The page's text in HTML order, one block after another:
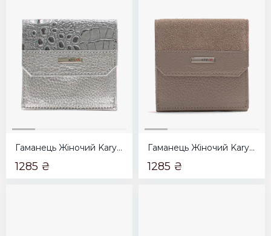
Гаманець Жіночий Karya срібний
1285 ₴
Гаманець Жіночий Karya сіро-коричневий
1285 ₴